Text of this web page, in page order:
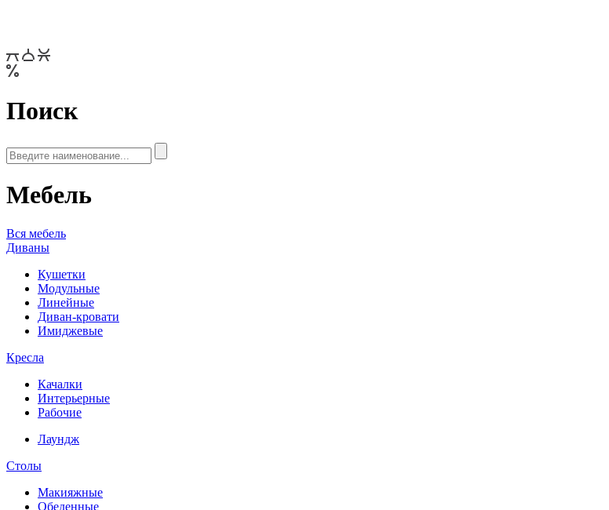
Поиск
Мебель
Вся мебель
Диваны
Кушетки
Модульные
Линейные
Диван-кровати
Имиджевые
Кресла
Качалки
Интерьерные
Рабочие
Лаундж
Столы
Макияжные
Обеденные